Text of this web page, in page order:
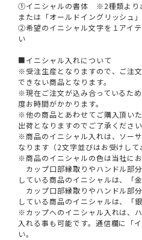
①イニシャルの書体 ※2種類より
または「オールドイングリッシュ」
②希望のイニシャル文字を１アイ
い
■イニシャル入れについて
※受注生産となりますので、ご注
できない商品となります。
※現在ご注文が込み合っているた
度お時間がかかります。
※他の商品とあわせてご購入頂い
出荷となりますのでご了承ください
※商品のイニシャル入れは、ソー
なります（2文字並びはお受けして
※商品のイニシャルの色は当社にお
カップ口部縁取りやハンドル部
している商品のイニシャルは、「金
カップ口部縁取りやハンドル部
している商品のイニシャルは、「銀
※カップへのイニシャル入れは、
入れる事も可能です。通信欄に「
い。